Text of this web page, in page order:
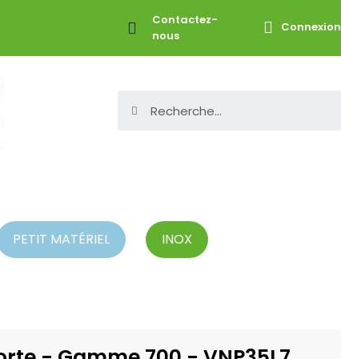
Contactez-
nous
Connexion
PETIT MATÉRIEL INOX